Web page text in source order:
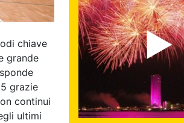
chiave
grande
grazie
continui
ultimi